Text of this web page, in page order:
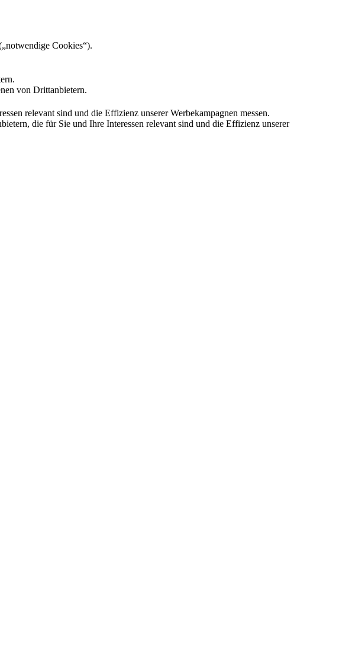
Cookies“).
von Drittanbietern.
relevant sind und die Effizienz unserer Werbekampagnen messen.
die für Sie und Ihre Interessen relevant sind und die Effizienz unserer